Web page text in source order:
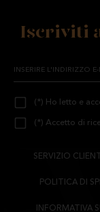
Iscriviti
(*) Ho letto e
(*) Accetto di
SERVIZIO CLIENTI
POLITICA DI
INFORMATIVA